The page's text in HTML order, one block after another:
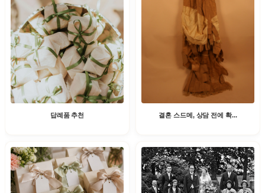
답례품 추천 결혼 스드메, 상담 전에 확...